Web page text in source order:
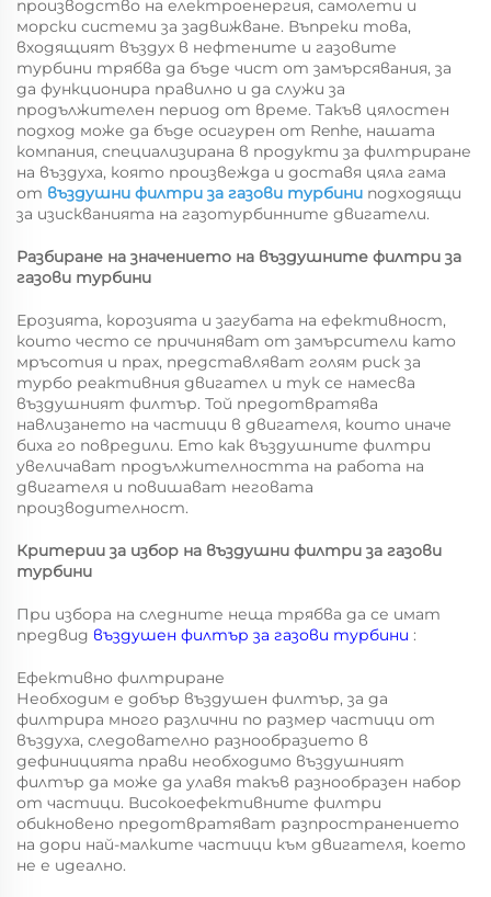
производство на електроенергия, самолети и
морски системи за задвижване. Въпреки това,
входящият въздух в нефтените и газовите
турбини трябва да бъде чист от замърсявания, за
да функционира правилно и да служи за
продължителен период от време. Такъв цялостен
подход може да бъде осигурен от Renhe, нашата
компания, специализирана в продукти за филтриране
на въздуха, която произвежда и доставя цяла гама
от въздушни филтри за газови турбини подходящи
за изискванията на газотурбинните двигатели.
Разбиране на значението на въздушните филтри за
газови турбини
Ерозията, корозията и загубата на ефективност,
които често се причиняват от замърсители като
мръсотия и прах, представляват голям риск за
турбо реактивния двигател и тук се намесва
въздушният филтър. Той предотвратява
навлизането на частици в двигателя, които иначе
биха го повредили. Ето как въздушните филтри
увеличават продължителността на работа на
двигателя и повишават неговата
производителност.
Критерии за избор на въздушни филтри за газови
турбини
При избора на следните неща трябва да се имат
предвид въздушен филтър за газови турбини :
Ефективно филтриране
Необходим е добър въздушен филтър, за да
филтрира много различни по размер частици от
въздуха, следователно разнообразието в
дефиницията прави необходимо въздушният
филтър да може да улавя такъв разнообразен набор
от частици. Високоефективните филтри
обикновено предотвратяват разпространението
на дори най-малките частици към двигателя, което
не е идеално.